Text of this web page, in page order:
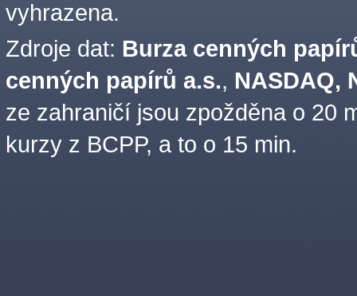
vyhrazena.
Zdroje dat: Burza cenných
cenných papírů a.s., NASDAQ,
ze zahraničí jsou zpožděna o 20
kurzy z BCPP, a to o 15 min.